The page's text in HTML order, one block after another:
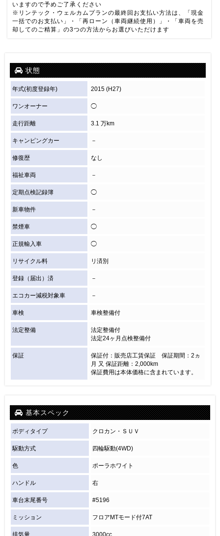
いますので予めご了承ください
※リンテック・ウェルカムプランの最終回お支払い方法は、「現金
一括でのお支払い」・「再ローン（車両継続使用）」・「車両を売
却してのご精算」の3つの方法からお選びいただけます
状態
年式(初度登録年) 2015 (H27)
ワンオーナー ◯
走行距離 3.1 万km
キャンピングカー －
修復歴 なし
福祉車両 －
定期点検記録簿 ◯
新車物件 －
禁煙車 ◯
正規輸入車 ◯
リサイクル料 リ済別
登録（届出）済 －
エコカー減税対象車 －
車検 車検整備付
法定整備
法定整備付
法定24ヶ月点検整備付
保証
保証付：販売店工賃保証 保証期間：2ヵ
月 又 保証距離：2,000km
保証費用は本体価格に含まれています。
基本スペック
ボディタイプ クロカン・ＳＵＶ
駆動方式 四輪駆動(4WD)
色 ポーラホワイト
ハンドル 右
車台末尾番号 #5196
ミッション フロアMTモード付7AT
排気量 3000cc